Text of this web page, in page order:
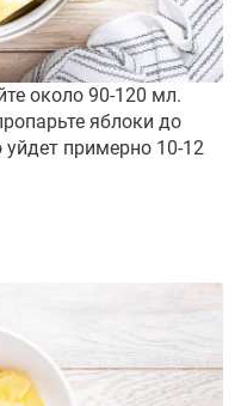
около 90-120 мл.
яблоки до
примерно 10-12